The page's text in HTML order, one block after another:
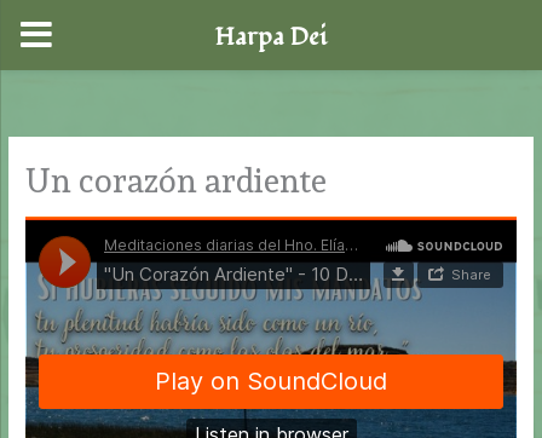
contenido
Un corazón ardiente
Harpa Dei